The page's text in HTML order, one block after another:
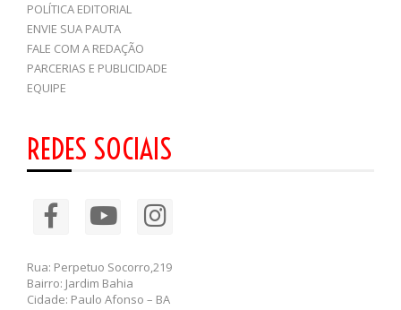
POLÍTICA EDITORIAL
ENVIE SUA PAUTA
FALE COM A REDAÇÃO
PARCERIAS E PUBLICIDADE
EQUIPE
REDES SOCIAIS
Rua: Perpetuo Socorro,219
Bairro: Jardim Bahia
Cidade: Paulo Afonso – BA